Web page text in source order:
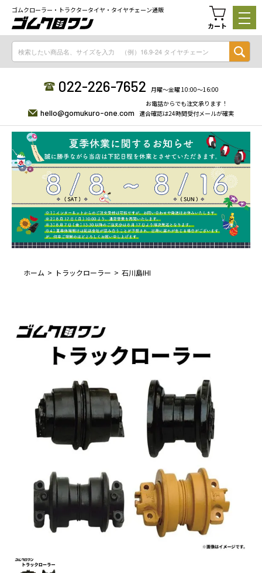
ゴムクローラー・トラクタータイヤ・タイヤチェーン通販
カート
022-226-7652 月曜〜金曜 10:00〜16:00
hello@gomukuro-one.com
お電話からでも注文承ります！
適合確認は24時間受付メールが確実
ホーム トラックローラー 石川島IHI